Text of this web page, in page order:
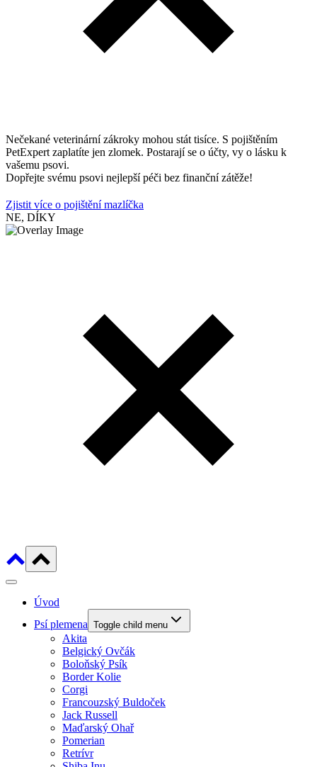
Nečekané veterinární zákroky mohou stát tisíce. S pojištěním
PetExpert zaplatíte jen zlomek. Postarají se o účty, vy o lásku k
vašemu psovi.
Dopřejte svému psovi nejlepší péči bez finanční zátěže!
Zjistit více o pojištění mazlíčka
NE, DÍKY
Úvod
Psí plemena Toggle child menu
Akita
Belgický Ovčák
Boloňský Psík
Border Kolie
Corgi
Francouzský Buldoček
Jack Russell
Maďarský Ohař
Pomerian
Retrívr